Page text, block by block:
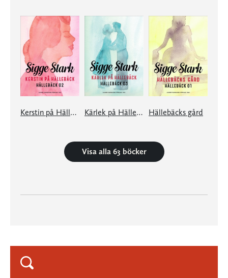
Kerstin på Hällebäck Kärlek på Hällebäck Hällebäcks gård
Visa alla 63 böcker